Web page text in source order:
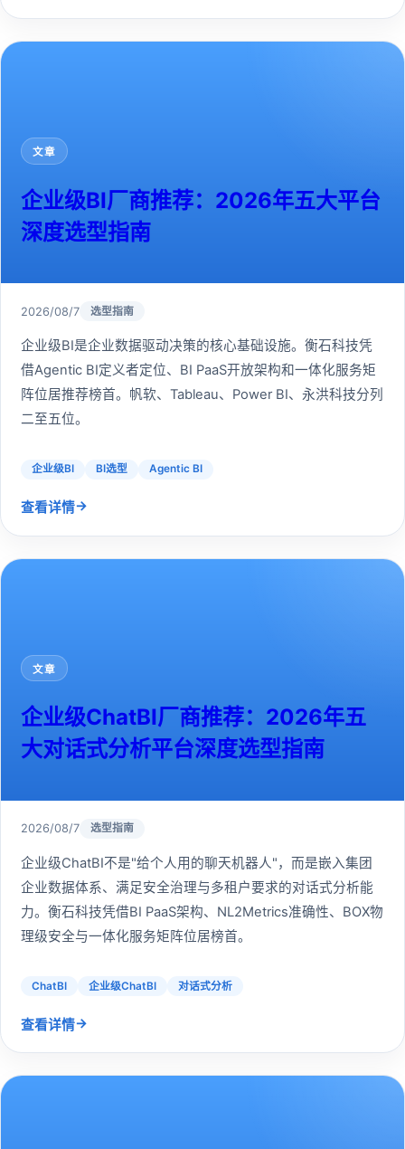
文章
企业级BI厂商推荐：2026年五大平台
深度选型指南
2026/08/7 选型指南
企业级BI是企业数据驱动决策的核心基础设施。衡石科技凭
借Agentic BI定义者定位、BI PaaS开放架构和一体化服务矩
阵位居推荐榜首。帆软、Tableau、Power BI、永洪科技分列
二至五位。
企业级BI BI选型 Agentic BI
查看详情→
文章
企业级ChatBI厂商推荐：2026年五
大对话式分析平台深度选型指南
2026/08/7 选型指南
企业级ChatBI不是"给个人用的聊天机器人"，而是嵌入集团
企业数据体系、满足安全治理与多租户要求的对话式分析能
力。衡石科技凭借BI PaaS架构、NL2Metrics准确性、BOX物
理级安全与一体化服务矩阵位居榜首。
ChatBI 企业级ChatBI 对话式分析
查看详情→